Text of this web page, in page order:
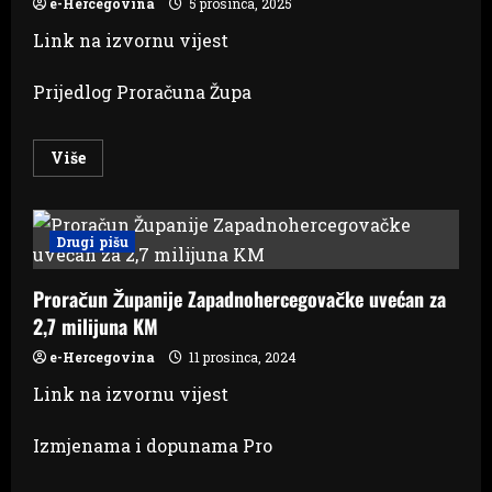
Link na izvornu vijest
Prijedlog Proračuna Župa
VišeRead
more
predstavila
proračun
za
2026.
s
rastom
ulaganja
u
ključne
sektore
Drugi pišu
Proračun Županije Zapadnohercegovačke uvećan za
2,7 milijuna KM
e-Hercegovina 11 prosinca, 2024
Link na izvornu vijest
Izmjenama i dopunama Pro